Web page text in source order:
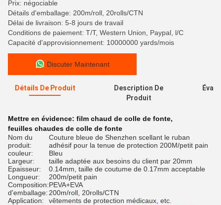
Prix: négociable
Détails d'emballage: 200m/roll, 20rolls/CTN
Délai de livraison: 5-8 jours de travail
Conditions de paiement: T/T, Western Union, Paypal, l/C
Capacité d'approvisionnement: 10000000 yards/mois
Discuter Maintenant
Détails De Produit
Description De
Produit
Mettre en évidence: film chaud de colle de fonte,
feuilles chaudes de colle de fonte
Nom du
produit:
Couture bleue de Shenzhen scellant le ruban
adhésif pour la tenue de protection 200M/petit pain
couleur:
Bleu
Largeur:
taille adaptée aux besoins du client par 20mm
Epaisseur:
0.14mm, taille de coutume de 0.17mm acceptable
Longueur:
200m/petit pain
Composition:PEVA+EVA
d'emballage: 200m/roll, 20rolls/CTN
Application:
vêtements de protection médicaux, etc.